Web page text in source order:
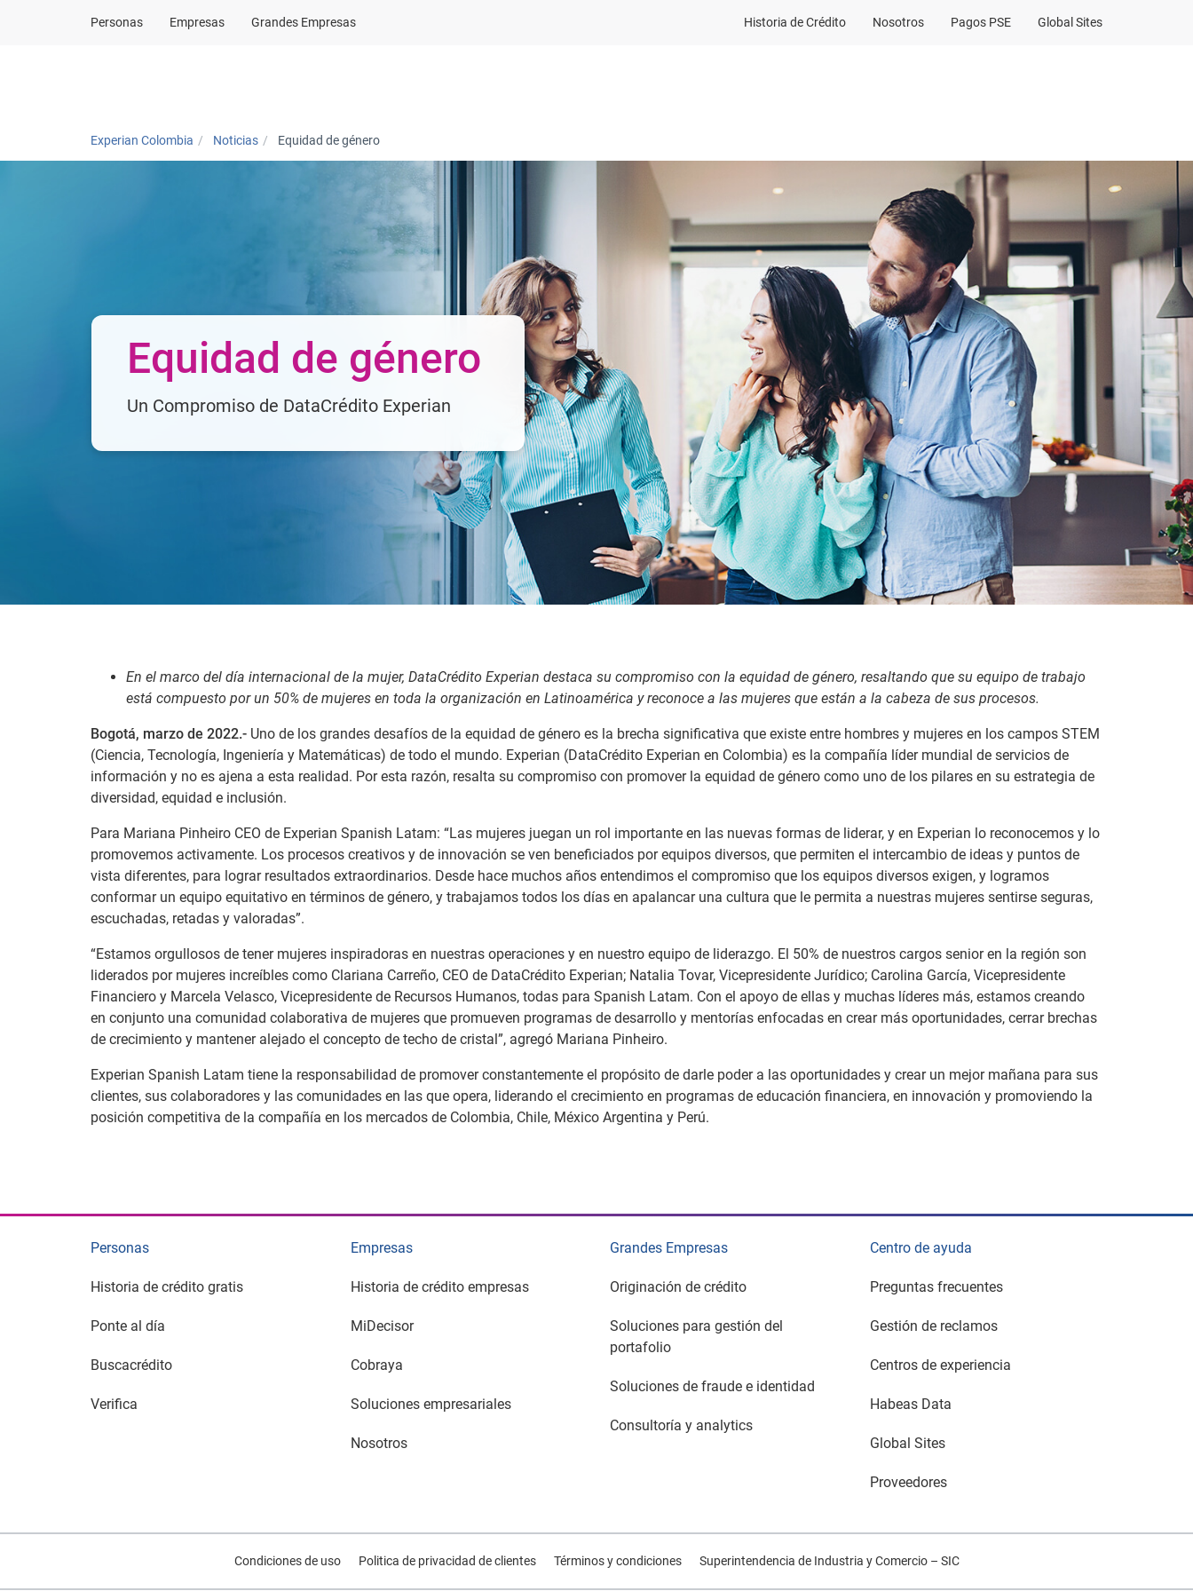
Personas Empresas Grandes Empresas Historia de Crédito Nosotros Pagos PSE Global Sites
Experian Colombia Noticias Equidad de género
Equidad de género
Un Compromiso de DataCrédito Experian
En el marco del día internacional de la mujer, DataCrédito Experian destaca su compromiso con la equidad de género, resaltando que su equipo de trabajo
está compuesto por un 50% de mujeres en toda la organización en Latinoamérica y reconoce a las mujeres que están a la cabeza de sus procesos.
Bogotá, marzo de 2022.- Uno de los grandes desafíos de la equidad de género es la brecha significativa que existe entre hombres y mujeres en los campos STEM
(Ciencia, Tecnología, Ingeniería y Matemáticas) de todo el mundo. Experian (DataCrédito Experian en Colombia) es la compañía líder mundial de servicios de
información y no es ajena a esta realidad. Por esta razón, resalta su compromiso con promover la equidad de género como uno de los pilares en su estrategia de
diversidad, equidad e inclusión.
Para Mariana Pinheiro CEO de Experian Spanish Latam: “Las mujeres juegan un rol importante en las nuevas formas de liderar, y en Experian lo reconocemos y lo
promovemos activamente. Los procesos creativos y de innovación se ven beneficiados por equipos diversos, que permiten el intercambio de ideas y puntos de
vista diferentes, para lograr resultados extraordinarios. Desde hace muchos años entendimos el compromiso que los equipos diversos exigen, y logramos
conformar un equipo equitativo en términos de género, y trabajamos todos los días en apalancar una cultura que le permita a nuestras mujeres sentirse seguras,
escuchadas, retadas y valoradas”.
“Estamos orgullosos de tener mujeres inspiradoras en nuestras operaciones y en nuestro equipo de liderazgo. El 50% de nuestros cargos senior en la región son
liderados por mujeres increíbles como Clariana Carreño, CEO de DataCrédito Experian; Natalia Tovar, Vicepresidente Jurídico; Carolina García, Vicepresidente
Financiero y Marcela Velasco, Vicepresidente de Recursos Humanos, todas para Spanish Latam. Con el apoyo de ellas y muchas líderes más, estamos creando
en conjunto una comunidad colaborativa de mujeres que promueven programas de desarrollo y mentorías enfocadas en crear más oportunidades, cerrar brechas
de crecimiento y mantener alejado el concepto de techo de cristal”, agregó Mariana Pinheiro.
Experian Spanish Latam tiene la responsabilidad de promover constantemente el propósito de darle poder a las oportunidades y crear un mejor mañana para sus
clientes, sus colaboradores y las comunidades en las que opera, liderando el crecimiento en programas de educación financiera, en innovación y promoviendo la
posición competitiva de la compañía en los mercados de Colombia, Chile, México Argentina y Perú.
Personas
Historia de crédito gratis
Ponte al día
Buscacrédito
Verifica
Empresas
Historia de crédito empresas
MiDecisor
Cobraya
Soluciones empresariales
Nosotros
Grandes Empresas
Originación de crédito
Soluciones para gestión del
portafolio
Soluciones de fraude e identidad
Consultoría y analytics
Centro de ayuda
Preguntas frecuentes
Gestión de reclamos
Centros de experiencia
Habeas Data
Global Sites
Proveedores
Condiciones de uso Politica de privacidad de clientes Términos y condiciones Superintendencia de Industria y Comercio – SIC